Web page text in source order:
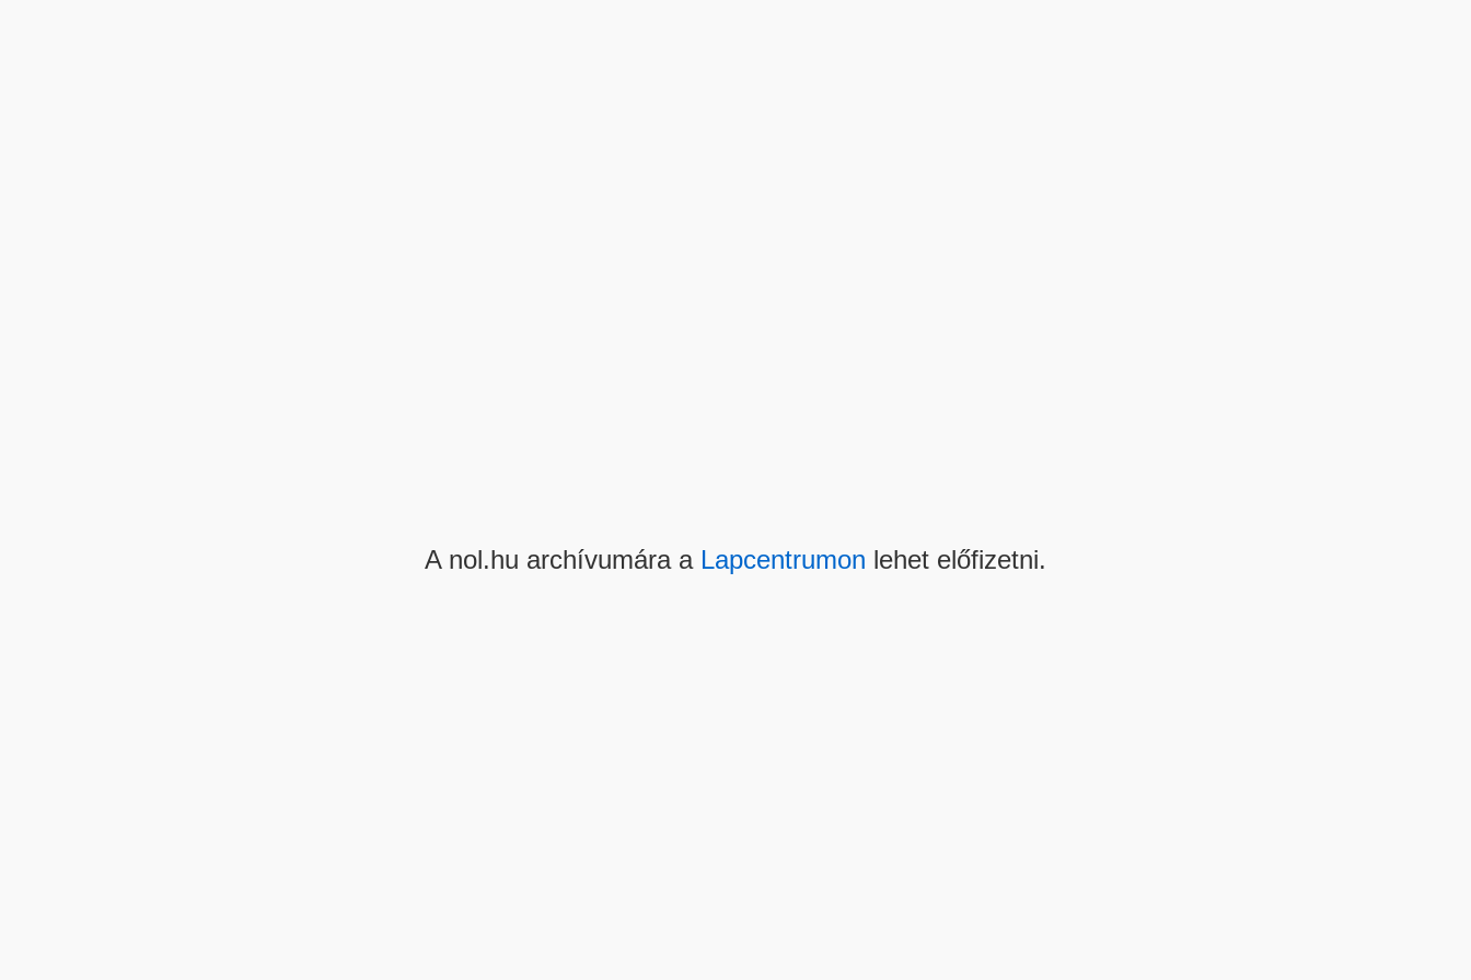
A nol.hu archívumára a Lapcentrumon lehet előfizetni.